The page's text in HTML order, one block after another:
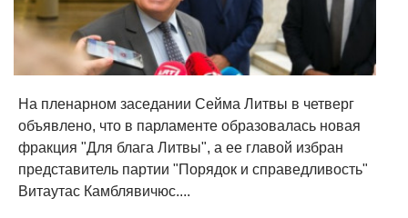
На пленарном заседании Сейма Литвы в четверг
объявлено, что в парламенте образовалась новая
фракция "Для блага Литвы", а ее главой избран
представитель партии "Порядок и справедливость"
Витаутас Камблявичюс....